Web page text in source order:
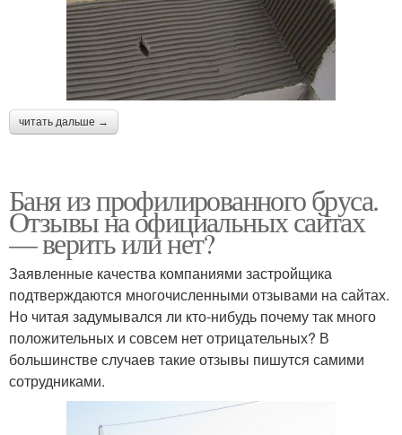
читать дальше →
Баня из профилированного бруса.
Отзывы на официальных сайтах
— верить или нет?
Заявленные качества компаниями застройщика
подтверждаются многочисленными отзывами на сайтах.
Но читая задумывался ли кто-нибудь почему так много
положительных и совсем нет отрицательных? В
большинстве случаев такие отзывы пишутся самими
сотрудниками.